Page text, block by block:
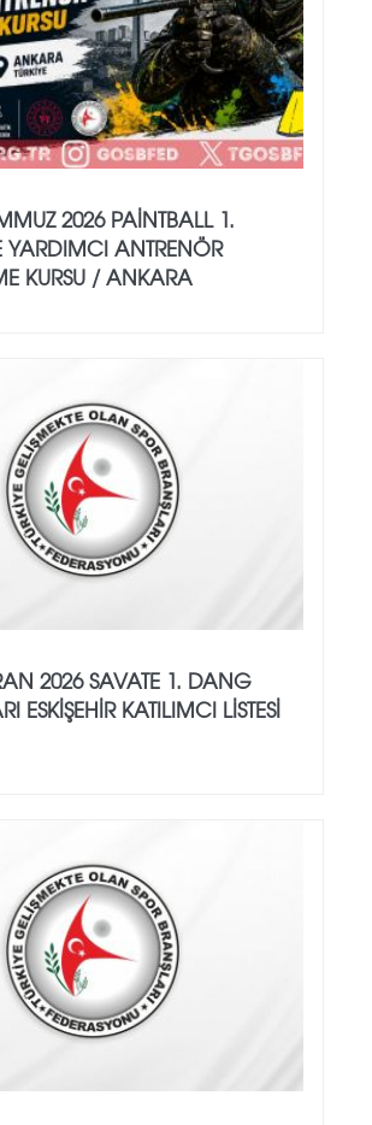
2026 PAİNTBALL 1.
YARDIMCI ANTRENÖR
KURSU / ANKARA
2026 SAVATE 1. DANG
ESKİŞEHİR KATILIMCI LİSTESİ